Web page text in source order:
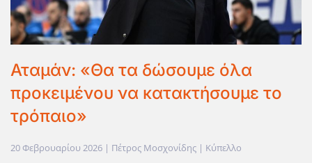
Αταμάν: «Θα τα δώσουμε όλα
προκειμένου να κατακτήσουμε το
τρόπαιο»
20 Φεβρουαρίου 2026 | Πέτρος Μοσχονίδης | Κύπελλο